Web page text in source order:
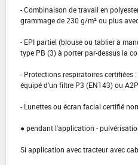
- Combinaison de travail en
grammage de 230 g/m² ou plus
- EPI partiel (blouse ou tablier à
type PB (3) à porter par-dessus la
- Protections respiratoires certifiées
équipé d'un filtre P3 (EN143) ou
- Lunettes ou écran facial certifié
● pendant l'application -
Si application avec tracteur avec